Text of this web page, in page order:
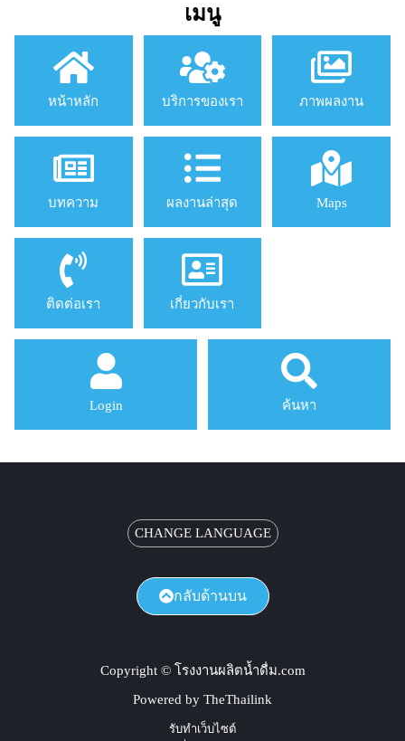
เมนู
หน้าหลัก บริการของเรา ภาพผลงาน
บทความ ผลงานล่าสุด Maps
ติดต่อเรา เกี่ยวกับเรา
Login ค้นหา
Copyright © โรงงานผลิตน้ำดื่ม.com
Powered by TheThailink
รับทำเว็บไซต์
CHANGE LANGUAGE
กลับด้านบน